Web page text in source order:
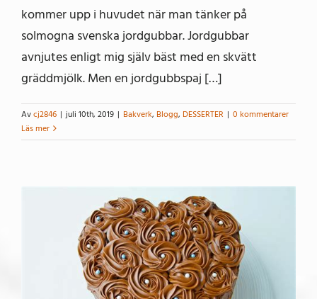
kommer upp i huvudet när man tänker på
solmogna svenska jordgubbar. Jordgubbar
avnjutes enligt mig själv bäst med en skvätt
gräddmjölk. Men en jordgubbspaj […]
Avcj2846 | juli 10th, 2019 | Bakverk, Blogg, DESSERTER | 0 kommentarer
Läs mer